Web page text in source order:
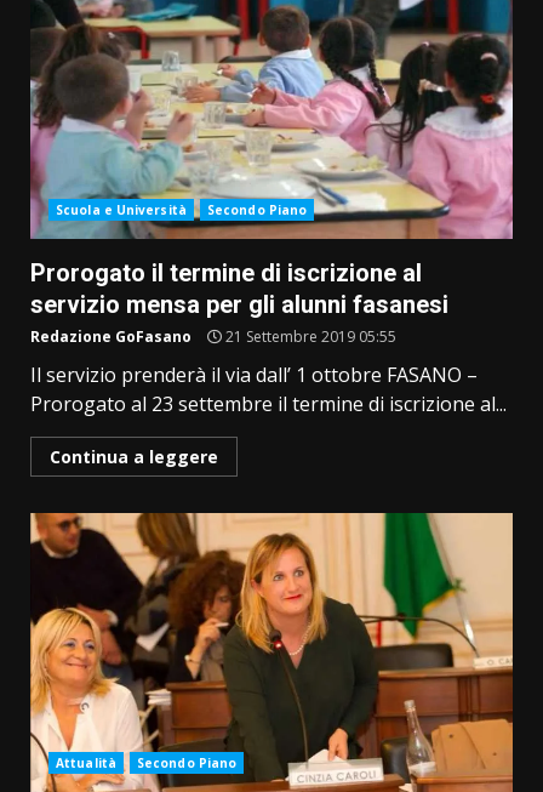
Scuola e Università Secondo Piano
Prorogato il termine di iscrizione al
servizio mensa per gli alunni fasanesi
Redazione GoFasano 21 Settembre 2019 05:55
Il servizio prenderà il via dall’ 1 ottobre FASANO –
Prorogato al 23 settembre il termine di iscrizione al...
Continua a leggere
Attualità Secondo Piano